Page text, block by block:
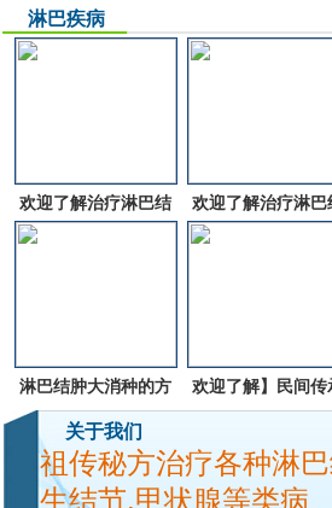
淋巴疾病
欢迎了解治疗淋巴结
肿大的方法有哪些
欢迎了解治疗淋巴
肿大的中`药有哪些
淋巴结肿大消种的方
法【欢迎咨询了解民
间偏方根治淋巴结肿
大
欢迎了解】民间传
肿大?
关于我们
祖传秘方治疗各种淋
生结节.甲状腺等类病